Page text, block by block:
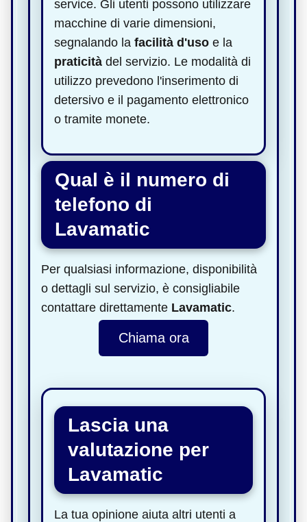
service. Gli utenti possono utilizzare
macchine di varie dimensioni,
segnalando la facilità d'uso e la
praticità del servizio. Le modalità di
utilizzo prevedono l'inserimento di
detersivo e il pagamento elettronico
o tramite monete.
Qual è il numero di
telefono di
Lavamatic
Per qualsiasi informazione, disponibilità
o dettagli sul servizio, è consigliabile
contattare direttamente Lavamatic.
Chiama ora
Lascia una
valutazione per
Lavamatic
La tua opinione aiuta altri utenti a